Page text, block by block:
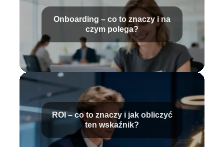
Onboarding – co to znaczy i na
czym polega?
ROI – co to znaczy i jak obliczyć
ten wskaźnik?